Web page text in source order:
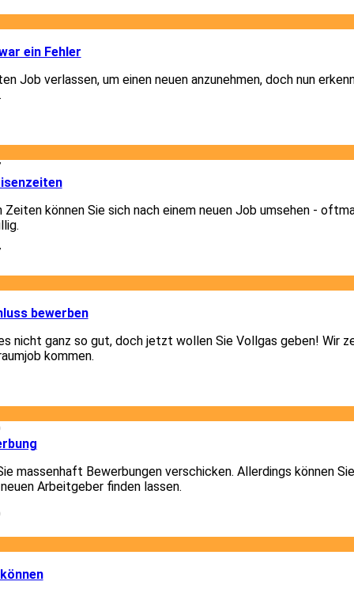
ein Fehler
Job verlassen, um einen neuen anzunehmen, doch nun
Zeiten können Sie sich nach einem neuen Job umsehen -
bewerben
nicht ganz so gut, doch jetzt wollen Sie Vollgas geben! Wir
kommen.
massenhaft Bewerbungen verschicken. Allerdings können
Arbeitgeber finden lassen.